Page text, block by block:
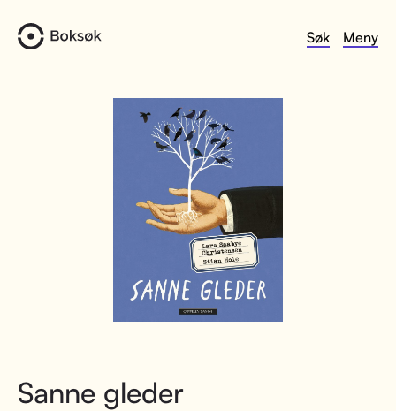
Søk Meny
Sanne gleder